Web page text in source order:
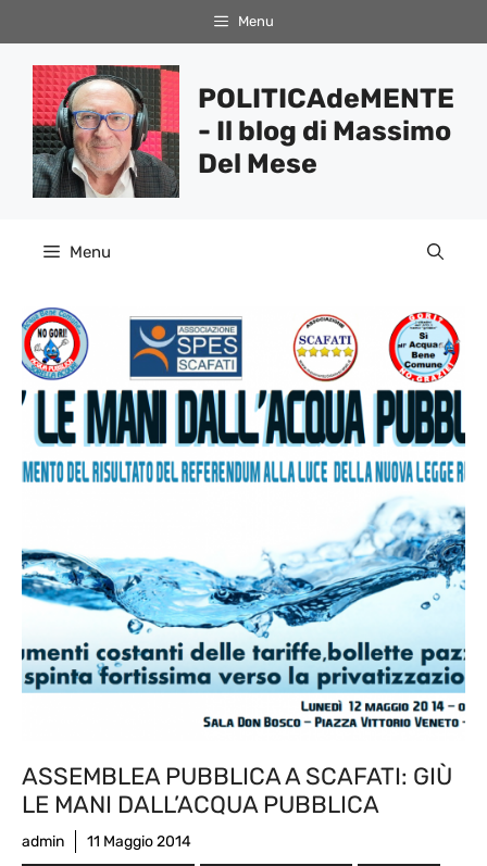
al
contenuto
Menu
POLITICAdeMENTE
- Il blog di Massimo
Del Mese
Menu
ASSEMBLEA PUBBLICA A SCAFATI: GIÙ
LE MANI DALL’ACQUA PUBBLICA
admin 11 Maggio 2014